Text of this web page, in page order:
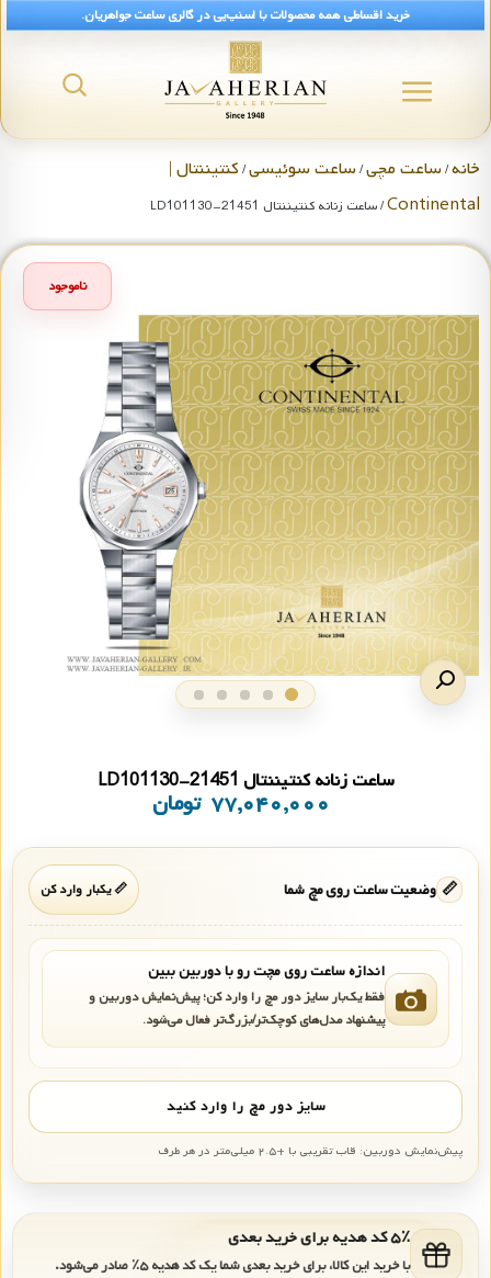
خرید اقساطی همه محصولات با اسنپ‌پی در گالری ساعت جواهریان.
خانه/ساعت مچی/ساعت سوئیسی/ کنتیننتال |
Continental/ ساعت زنانه کنتیننتال 21451-LD101130
ناموجود
ساعت زنانه کنتیننتال 21451-LD101130
۷۷,۰۴۰,۰۰۰ تومان
📏 وضعیت ساعت روی مچ شما 📏 یکبار وارد کن
اندازه ساعت روی مچت رو با دوربین ببین
فقط یک‌بار سایز دور مچ را وارد کن؛ پیش‌نمایش دوربین و
پیشنهاد مدل‌های کوچک‌تر/بزرگ‌تر فعال می‌شود.
سایز دور مچ را وارد کنید
پیش‌نمایش دوربین: قاب تقریبی با +۲.۵ میلی‌متر در هر طرف
۵٪ کد هدیه برای خرید بعدی
با خرید این کالا، برای خرید بعدی شما یک کد هدیه۵٪ صادر می‌شود.